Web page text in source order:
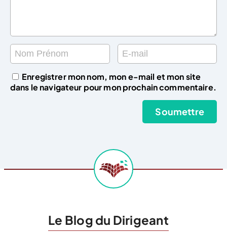
Enregistrer mon nom, mon e-mail et mon site
dans le navigateur pour mon prochain commentaire.
Le Blog du Dirigeant